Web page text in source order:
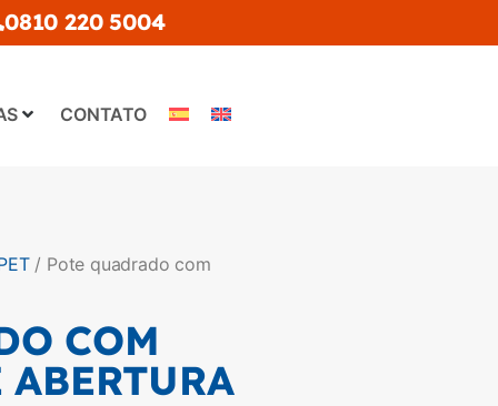
0810 220 5004
CONTATO
/ Pote quadrado com
COM